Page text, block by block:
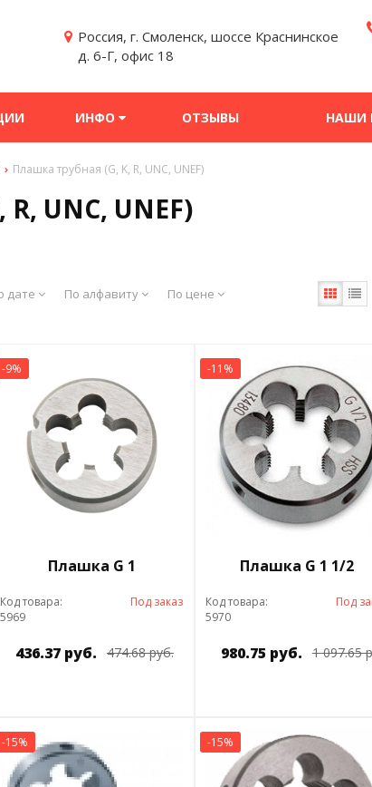
Россия, г. Смоленск, шоссе Краснинское
д. 6-Г, офис 18
ИНФО ОТЗЫВЫ НАШИ
Плашка трубная (G, K, R, UNC, UNEF)
UNC, UNEF)
дате По алфавиту По цене
-9%
Плашка G 1
Код товара:
5969
Под заказ
436.37 руб. 474.68 руб.
-11%
Плашка G 1 1/2
Код товара:
5970
Под
980.75 руб. 1 097.65
-15% -15%